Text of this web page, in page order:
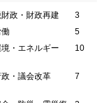
政・財政再建 3
5
・エネルギー 10
・議会改革 7